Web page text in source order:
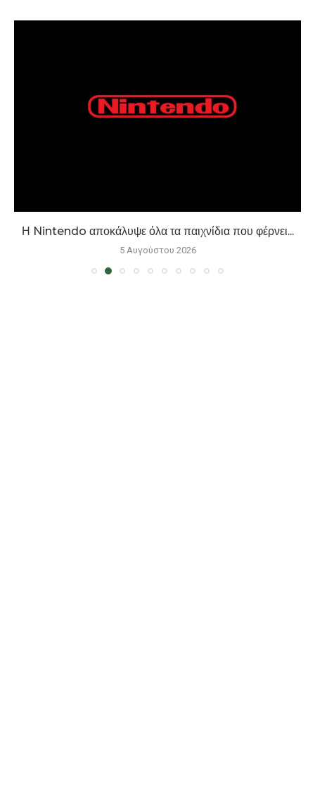
Η Nintendo αποκάλυψε όλα τα παιχνίδια που φέρνει...
5 Αυγούστου 2026